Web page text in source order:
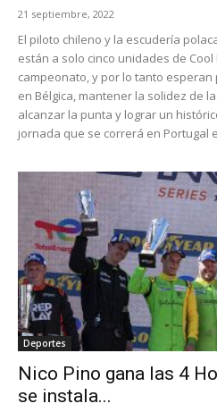
21 septiembre, 2022
El piloto chileno y la escudería
están a solo cinco unidades de
campeonato, y por lo tanto
en Bélgica, mantener la solidez de
alcanzar la punta y lograr un
jornada que se correrá en Portugal
Deportes
Nico Pino gana las 4
se instala...